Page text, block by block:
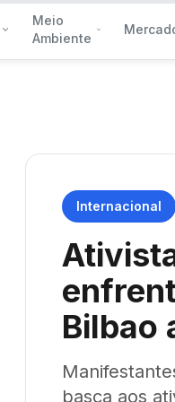
Meio
Ambiente
Internacional
Bilbao
basca aos